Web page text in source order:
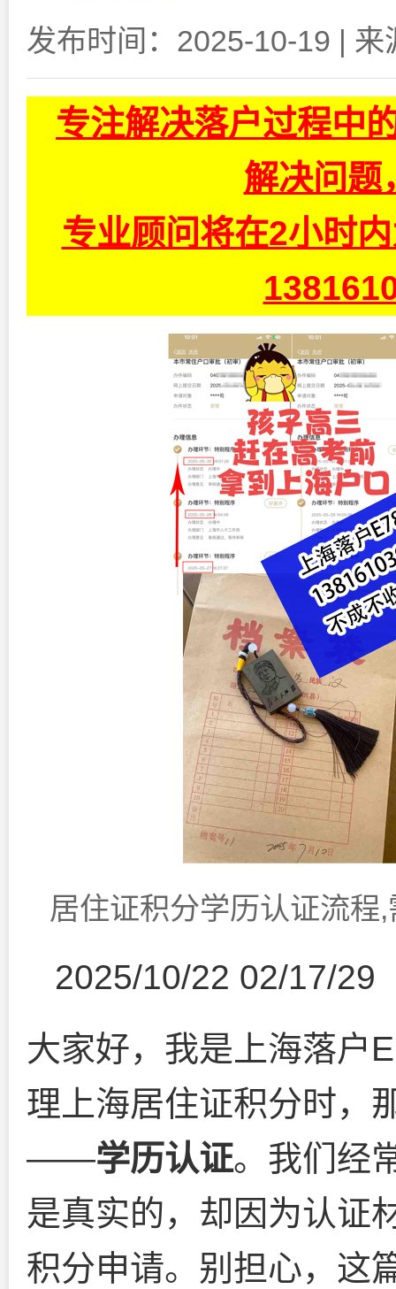
发布时间：2025-10-19 | 来
专注解决落户过程中
解决问题
专业顾问将在2小时
居住证积分学历认证流程
2025/10/22 02/17/29
大家好，我是上海落户
理上海居住证积分时，
——学历认证。我们经
是真实的，却因为认证
积分申请。别担心，这